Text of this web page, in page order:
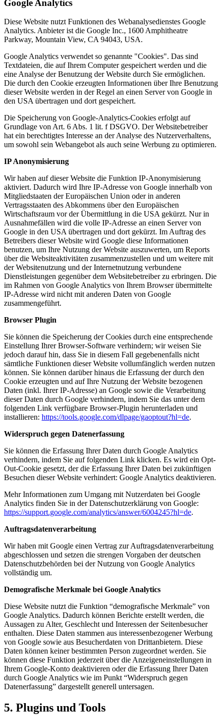
Google Analytics
Diese Website nutzt Funktionen des Webanalysedienstes Google
Analytics. Anbieter ist die Google Inc., 1600 Amphitheatre
Parkway, Mountain View, CA 94043, USA.
Google Analytics verwendet so genannte "Cookies". Das sind
Textdateien, die auf Ihrem Computer gespeichert werden und die
eine Analyse der Benutzung der Website durch Sie ermöglichen.
Die durch den Cookie erzeugten Informationen über Ihre Benutzung
dieser Website werden in der Regel an einen Server von Google in
den USA übertragen und dort gespeichert.
Die Speicherung von Google-Analytics-Cookies erfolgt auf
Grundlage von Art. 6 Abs. 1 lit. f DSGVO. Der Websitebetreiber
hat ein berechtigtes Interesse an der Analyse des Nutzerverhaltens,
um sowohl sein Webangebot als auch seine Werbung zu optimieren.
IP Anonymisierung
Wir haben auf dieser Website die Funktion IP-Anonymisierung
aktiviert. Dadurch wird Ihre IP-Adresse von Google innerhalb von
Mitgliedstaaten der Europäischen Union oder in anderen
Vertragsstaaten des Abkommens über den Europäischen
Wirtschaftsraum vor der Übermittlung in die USA gekürzt. Nur in
Ausnahmefällen wird die volle IP-Adresse an einen Server von
Google in den USA übertragen und dort gekürzt. Im Auftrag des
Betreibers dieser Website wird Google diese Informationen
benutzen, um Ihre Nutzung der Website auszuwerten, um Reports
über die Websiteaktivitäten zusammenzustellen und um weitere mit
der Websitenutzung und der Internetnutzung verbundene
Dienstleistungen gegenüber dem Websitebetreiber zu erbringen. Die
im Rahmen von Google Analytics von Ihrem Browser übermittelte
IP-Adresse wird nicht mit anderen Daten von Google
zusammengeführt.
Browser Plugin
Sie können die Speicherung der Cookies durch eine entsprechende
Einstellung Ihrer Browser-Software verhindern; wir weisen Sie
jedoch darauf hin, dass Sie in diesem Fall gegebenenfalls nicht
sämtliche Funktionen dieser Website vollumfänglich werden nutzen
können. Sie können darüber hinaus die Erfassung der durch den
Cookie erzeugten und auf Ihre Nutzung der Website bezogenen
Daten (inkl. Ihrer IP-Adresse) an Google sowie die Verarbeitung
dieser Daten durch Google verhindern, indem Sie das unter dem
folgenden Link verfügbare Browser-Plugin herunterladen und
installieren: https://tools.google.com/dlpage/gaoptout?hl=de.
Widerspruch gegen Datenerfassung
Sie können die Erfassung Ihrer Daten durch Google Analytics
verhindern, indem Sie auf folgenden Link klicken. Es wird ein Opt-
Out-Cookie gesetzt, der die Erfassung Ihrer Daten bei zukünftigen
Besuchen dieser Website verhindert: Google Analytics deaktivieren.
Mehr Informationen zum Umgang mit Nutzerdaten bei Google
Analytics finden Sie in der Datenschutzerklärung von Google:
https://support.google.com/analytics/answer/6004245?hl=de.
Auftragsdatenverarbeitung
Wir haben mit Google einen Vertrag zur Auftragsdatenverarbeitung
abgeschlossen und setzen die strengen Vorgaben der deutschen
Datenschutzbehörden bei der Nutzung von Google Analytics
vollständig um.
Demografische Merkmale bei Google Analytics
Diese Website nutzt die Funktion “demografische Merkmale” von
Google Analytics. Dadurch können Berichte erstellt werden, die
Aussagen zu Alter, Geschlecht und Interessen der Seitenbesucher
enthalten. Diese Daten stammen aus interessenbezogener Werbung
von Google sowie aus Besucherdaten von Drittanbietern. Diese
Daten können keiner bestimmten Person zugeordnet werden. Sie
können diese Funktion jederzeit über die Anzeigeneinstellungen in
Ihrem Google-Konto deaktivieren oder die Erfassung Ihrer Daten
durch Google Analytics wie im Punkt “Widerspruch gegen
Datenerfassung” dargestellt generell untersagen.
5. Plugins und Tools